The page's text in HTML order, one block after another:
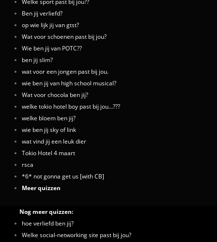
Ben jij verliefd?
op wie lijk jij van gtst?
Wat voor schoenen past bij jou?
Wie ben jij van POTC??
ben jij slim?
wat voor een jongen past bij jou.
wie ben jij van high school musical?
Wat voor chocola ben jij?
welke tokio hotel boy past bij jou...???
welke bloem ben jij?
wie ben jij sky of link
wat vind jij een leuk dier
Tokio Hotel 4 maart
rsca
*6* not gonna get us [with CB]
Meer quizzen
Nog meer quizzen:
hoe verliefd ben jij?
Welke social-networking site past bij jou?